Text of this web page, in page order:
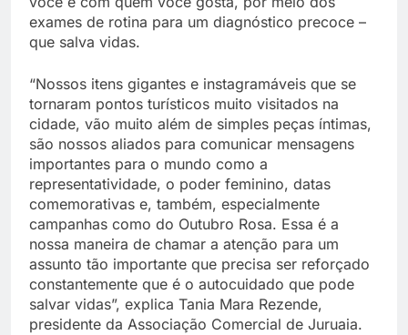
exames de rotina para um diagnóstico precoce –
que salva vidas.
“Nossos itens gigantes e instagramáveis que se
tornaram pontos turísticos muito visitados na
cidade, vão muito além de simples peças íntimas,
são nossos aliados para comunicar mensagens
importantes para o mundo como a
representatividade, o poder feminino, datas
comemorativas e, também, especialmente
campanhas como do Outubro Rosa. Essa é a
nossa maneira de chamar a atenção para um
assunto tão importante que precisa ser reforçado
constantemente que é o autocuidado que pode
salvar vidas”, explica Tania Mara Rezende,
presidente da Associação Comercial de Juruaia.